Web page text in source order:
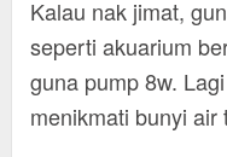
Kalau nak jimat,
seperti akuarium
guna pump 8w.
menikmati bunyi